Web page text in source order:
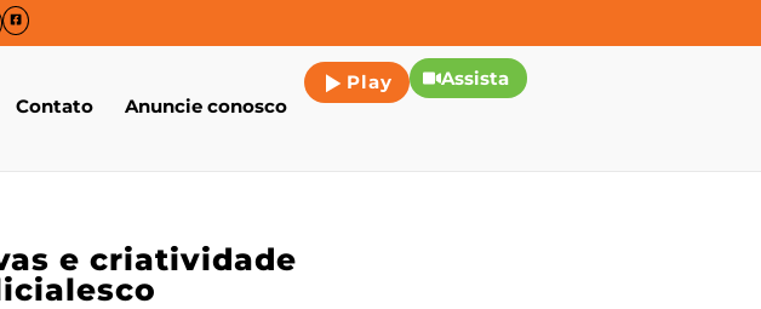
Contato Anuncie conosco
Play Assista
e criatividade